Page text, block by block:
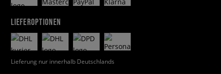
LIEFEROPTIONEN
Lieferung nur innerhalb Deutschlands